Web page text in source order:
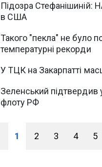
Підозра Стефанішиній:
в США
Такого "пекла" не було
температурні рекорди
У ТЦК на Закарпатті
Зеленський підтвердив
флоту РФ
1 2 3 4 5